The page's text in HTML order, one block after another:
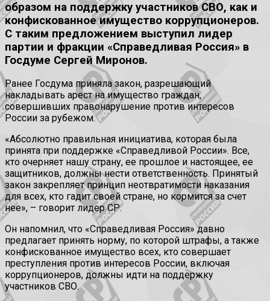
образом на поддержку участников СВО, как и
конфискованное имущество коррупционеров.
С таким предложением выступил лидер
партии и фракции «Справедливая Россия» в
Госдуме Сергей Миронов.
Ранее Госдума приняла закон, разрешающий
накладывать арест на имущество граждан,
совершивших правонарушение против интересов
России за рубежом.
«Абсолютно правильная инициатива, которая была
принята при поддержке «Справедливой России». Все,
кто очерняет нашу страну, ее прошлое и настоящее, ее
защитников, должны нести ответственность. Принятый
закон закрепляет принцип неотвратимости наказания
для всех, кто гадит своей стране, но кормится за счет
нее», – говорит лидер СР.
Он напомнил, что «Справедливая Россия» давно
предлагает принять норму, по которой штрафы, а также
конфискованное имущество всех, кто совершает
преступления против интересов России, включая
коррупционеров, должны идти на поддержку
участников СВО.